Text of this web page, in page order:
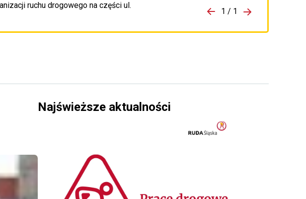
ruchu drogowego na części ul.
Przejdź do porzpedniego komunikatu 1 / 1
Przejdź do
Najświeższe aktualności